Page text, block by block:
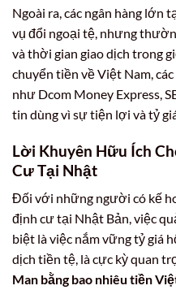
Ngoài ra, các ngân hàng lớn
vụ đổi ngoại tệ, nhưng
và thời gian giao dịch trong
chuyển tiền về Việt Nam,
như Dcom Money Express,
tin dùng vì sự tiện lợi và tỷ
Lời Khuyên Hữu Ích
Cư Tại Nhật
Đối với những người có kế
định cư tại Nhật Bản, việc
biệt là việc nắm vững tỷ giá
dịch tiền tệ, là cực kỳ quan
Man bằng bao nhiêu tiền